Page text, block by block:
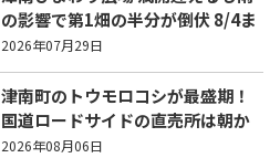
の影響で第1畑の半分が倒伏 8/4ま
で駐車場を無料開放
2026年07月29日
津南町のトウモロコシが最盛期！
国道ロードサイドの直売所は朝か
ら長い列！
2026年08月06日